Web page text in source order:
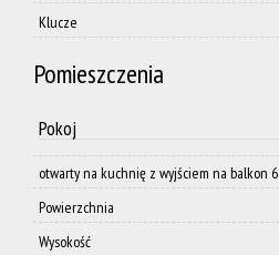
Klucze
Pomieszczenia
Pokoj
otwarty na kuchnię z wyjściem na balkon 6
Powierzchnia
Wysokość